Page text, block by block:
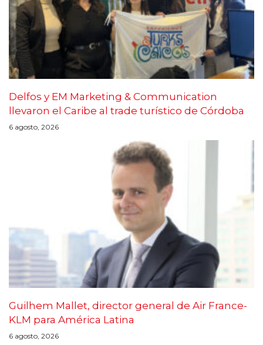
Delfos y EM Marketing & Communication
llevaron el Caribe al trade turístico de Córdoba
6 agosto, 2026
Guilhem Mallet, director general de Air France-
KLM para América Latina
6 agosto, 2026